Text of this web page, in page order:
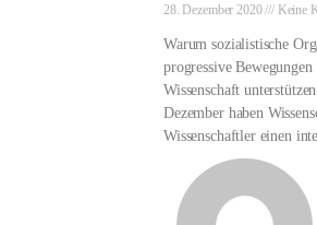
28. Dezember 2020 Keine
Warum sozialistische
progressive
Wissenschaft
Dezember haben
Wissenschaftler einen